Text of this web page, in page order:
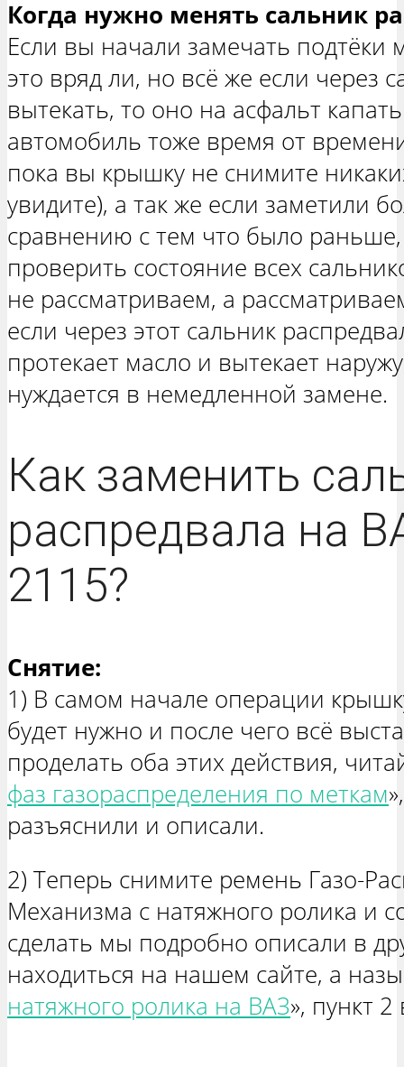
Когда нужно менять сальник
Если вы начали замечать подтёки
это вряд ли, но всё же если через
вытекать, то оно на асфальт
автомобиль тоже время от
пока вы крышку не снимите
увидите), а так же если заметили
сравнению с тем что было
проверить состояние всех
не рассматриваем, а
если через этот сальник
протекает масло и вытекает
нуждается в немедленной замене.
Как заменить
распредвала на
2115?
Снятие:
1) В самом начале операции
будет нужно и после чего всё
проделать оба этих действия,
фаз газораспределения по меткам
разъяснили и описали.
2) Теперь снимите ремень Газо-
Механизма с натяжного ролика и
сделать мы подробно описали в
находиться на нашем сайте, а
натяжного ролика на ВАЗ», пункт